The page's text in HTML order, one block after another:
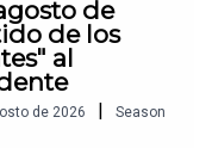
de
de los
al
de 2026 |
Season